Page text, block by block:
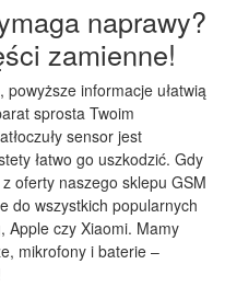
naprawy?
zamienne!
informacje ułatwią
sprosta Twoim
sensor jest
łatwo go uszkodzić. Gdy
oferty naszego sklepu GSM
do wszystkich popularnych
Apple czy Xiaomi. Mamy
mikrofony i baterie –